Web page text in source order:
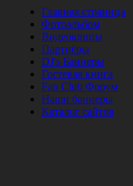
Главная страница
Фотоальбом
Видеоклипы
Партнёры
DJ's Баннеры
Гостевая книга
Fan Club Форум
Наши баннеры
Каталог сайтов